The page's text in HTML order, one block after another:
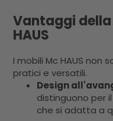
Vantaggi
HAUS
I mobili Mc HAUS non
pratici e versatili.
Design
distinguono per
che si adatta a